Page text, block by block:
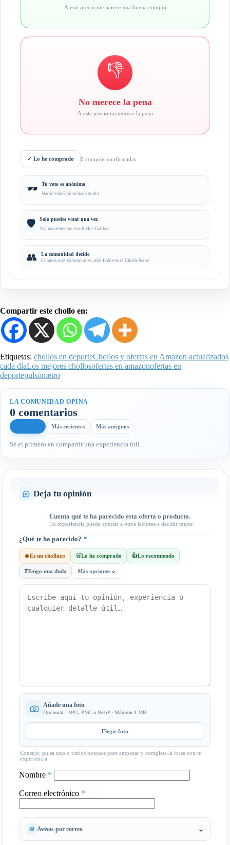
A este precio me parece una buena compra
👎
No merece la pena
A este precio no merece la pena
✓ Lo he comprado 0 compras confirmadas
🕶️ Tu voto es anónimo
Nadie sabrá cómo has votado.
🛡️ Solo puedes votar una vez
Así mantenemos resultados fiables.
👥 La comunidad decide
Cuantas más valoraciones, más fiable es el CholloScore.
Compartir este chollo en:
Etiquetas: chollos en deporteChollos y ofertas en Amazon actualizados
cada díaLos mejores chollosofertas en amazonofertas en
deportepulsómetro
LA COMUNIDAD OPINA
0 comentarios
Más recientes Más antiguos
Sé el primero en compartir una experiencia útil.
Deja tu opinión
Cuenta qué te ha parecido esta oferta o producto.
Tu experiencia puede ayudar a otros lectores a decidir mejor.
¿Qué te ha parecido? *
🔥Es un chollazo 🛒Lo he comprado 👍Lo recomiendo
❓Tengo una duda Más opciones ⌄
Añade una foto
Opcional · JPG, PNG o WebP · Máximo 1 MB
Elegir foto
Consejo: pulsa uno o varios botones para empezar y completa la frase con tu
experiencia.
Nombre *
Correo electrónico *
Avisos por correo